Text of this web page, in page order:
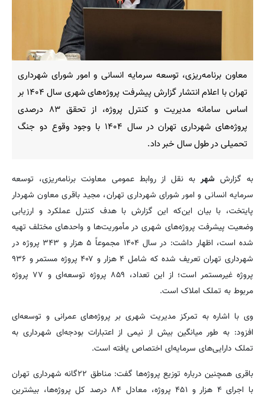
معاون برنامه‌ریزی، توسعه سرمایه انسانی و امور شورای شهرداری
تهران با اعلام انتشار گزارش پیشرفت پروژه‌های شهری سال ۱۴۰۴ بر
اساس سامانه مدیریت و کنترل پروژه، از تحقق ۸۳ درصدی
پروژه‌های شهرداری تهران در سال ۱۴۰۴ با وجود وقوع دو جنگ
تحمیلی در طول سال خبر داد.
به گزارششهر به نقل از روابط عمومی معاونت برنامه‌ریزی، توسعه
سرمایه انسانی و امور شورای شهرداری تهران، مجید باقری معاون شهردار
پایتخت، با بیان این‌که این گزارش با هدف کنترل عملکرد و ارزیابی
وضعیت پیشرفت پروژه‌های شهری در مأموریت‌ها و واحدهای مختلف تهیه
شده است، اظهار داشت: در سال ۱۴۰۴ مجموعاً ۵ هزار و ۳۴۳ پروژه در
شهرداری تهران تعریف شده که شامل ۴ هزار و ۴۰۷ پروژه مستمر و ۹۳۶
پروژه غیرمستمر است؛ از این تعداد، ۸۵۹ پروژه توسعه‌ای و ۷۷ پروژه
مربوط به تملک املاک است.
وی با اشاره به تمرکز مدیریت شهری بر پروژه‌های عمرانی و توسعه‌ای
افزود: به طور میانگین بیش از نیمی از اعتبارات بودجه‌ای شهرداری به
تملک دارایی‌های سرمایه‌ای اختصاص یافته است.
باقری همچنین درباره توزیع پروژه‌ها گفت: مناطق ۲۲گانه شهرداری تهران
با اجرای ۴ هزار و ۴۵۱ پروژه، معادل ۸۴ درصد کل پروژه‌ها، بیشترین